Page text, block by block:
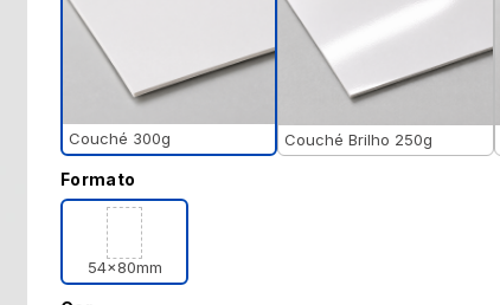
Couché 300g Couché Brilho 250g
Formato
54x80mm